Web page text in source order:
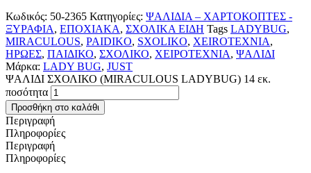
Κωδικός: 50-2365 Κατηγορίες: ΨΑΛΙΔΙΑ – ΧΑΡΤΟΚΟΠΤΕΣ -
ΞΥΡΑΦΙΑ, ΕΠΟΧΙΑΚΑ, ΣΧΟΛΙΚΑ ΕΙΔΗ Tags LADYBUG,
MIRACULOUS, PAIDIKO, SXOLIKO, XEIROTEXNIA,
ΗΡΩΕΣ, ΠΑΙΔΙΚΟ, ΣΧΟΛΙΚΟ, ΧΕΙΡΟΤΕΧΝΙΑ, ΨΑΛΙΔΙ
Μάρκα: LADY BUG, JUST
ΨΑΛΙΔΙ ΣΧΟΛΙΚΟ (MIRACULOUS LADYBUG) 14 εκ.
ποσότητα
Προσθήκη στο καλάθι
Περιγραφή
Πληροφορίες
Περιγραφή
Πληροφορίες